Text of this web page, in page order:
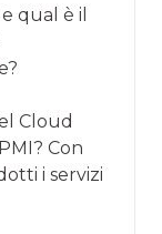
qual è il
Cloud
Con
i servizi